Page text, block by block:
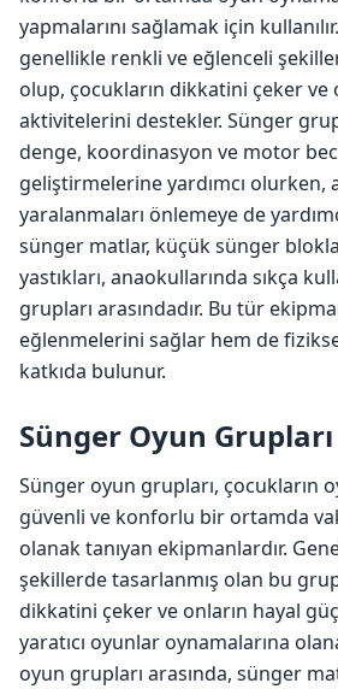
yapmalarını sağlamak için
genellikle renkli ve eğlenceli
olup, çocukların dikkatini çeker ve
aktivitelerini destekler. Sünger
denge, koordinasyon ve motor
geliştirmelerine yardımcı olurken,
yaralanmaları önlemeye de
sünger matlar, küçük sünger
yastıkları, anaokullarında sıkça
grupları arasındadır. Bu tür
eğlenmelerini sağlar hem de
katkıda bulunur.
Sünger Oyun Grupları
Sünger oyun grupları, çocukların
güvenli ve konforlu bir ortamda
olanak tanıyan ekipmanlardır.
şekillerde tasarlanmış olan bu
dikkatini çeker ve onların hayal
yaratıcı oyunlar oynamalarına
oyun grupları arasında, sünger